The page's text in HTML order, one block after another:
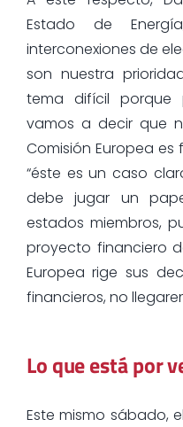
Estado de
interconexiones de
son nuestra
tema difícil porque
vamos a decir que
Comisión Europea
“éste es un caso
debe jugar un
estados miembros,
proyecto financiero
Europea rige sus
financieros, no
Lo que está por
Este mismo sábado,